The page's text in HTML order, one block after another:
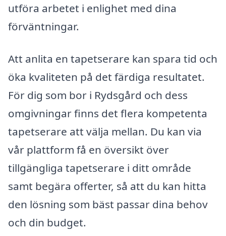
utföra arbetet i enlighet med dina
förväntningar.
Att anlita en tapetserare kan spara tid och
öka kvaliteten på det färdiga resultatet.
För dig som bor i Rydsgård och dess
omgivningar finns det flera kompetenta
tapetserare att välja mellan. Du kan via
vår plattform få en översikt över
tillgängliga tapetserare i ditt område
samt begära offerter, så att du kan hitta
den lösning som bäst passar dina behov
och din budget.